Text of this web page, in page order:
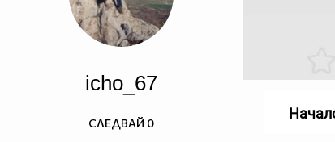
icho_67
СЛЕДВАЙ 0